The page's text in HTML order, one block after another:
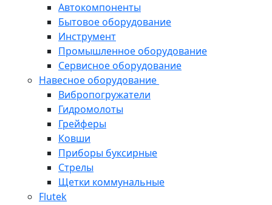
Автокомпоненты
Бытовое оборудование
Инструмент
Промышленное оборудование
Сервисное оборудование
Навесное оборудование
Вибропогружатели
Гидромолоты
Грейферы
Ковши
Приборы буксирные
Стрелы
Щетки коммунальные
Flutek